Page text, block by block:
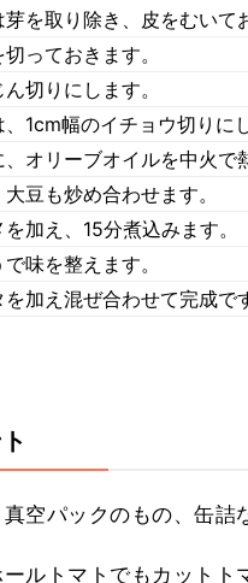
を取り除き、皮をむいて
っておきます。
切りにします。
、1cm幅のイチョウ切りに
オリーブオイルを中火で
豆も炒め合わせます。
加え、15分煮込みます。
味を整えます。
加え混ぜ合わせて完成で
空パックのもの、缶
ールトマトでもカット